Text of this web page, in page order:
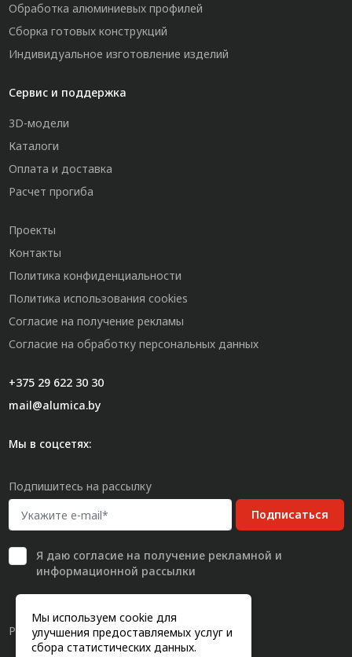
Мы используем cookie для
улучшения предоставляемых услуг и
сбора статистических данных.
Обработка алюминиевых профилей
Сборка готовых конструкций
Индивидуальное изготовление изделий
Сервис и поддержка
3D-модели
Каталоги
Оплата и доставка
Расчет прогиба
Проекты
Контакты
Политика конфиденциальности
Политика использования cookies
Согласие на получение рекламы
Согласие на обработку персональных данных
+375 29 622 30 30
mail@alumica.by
Мы в соцсетях:
Подпишитесь на рассылку
Подписаться
Я даю согласиена получение рекламной и
информационной рассылки
Разработка сайта